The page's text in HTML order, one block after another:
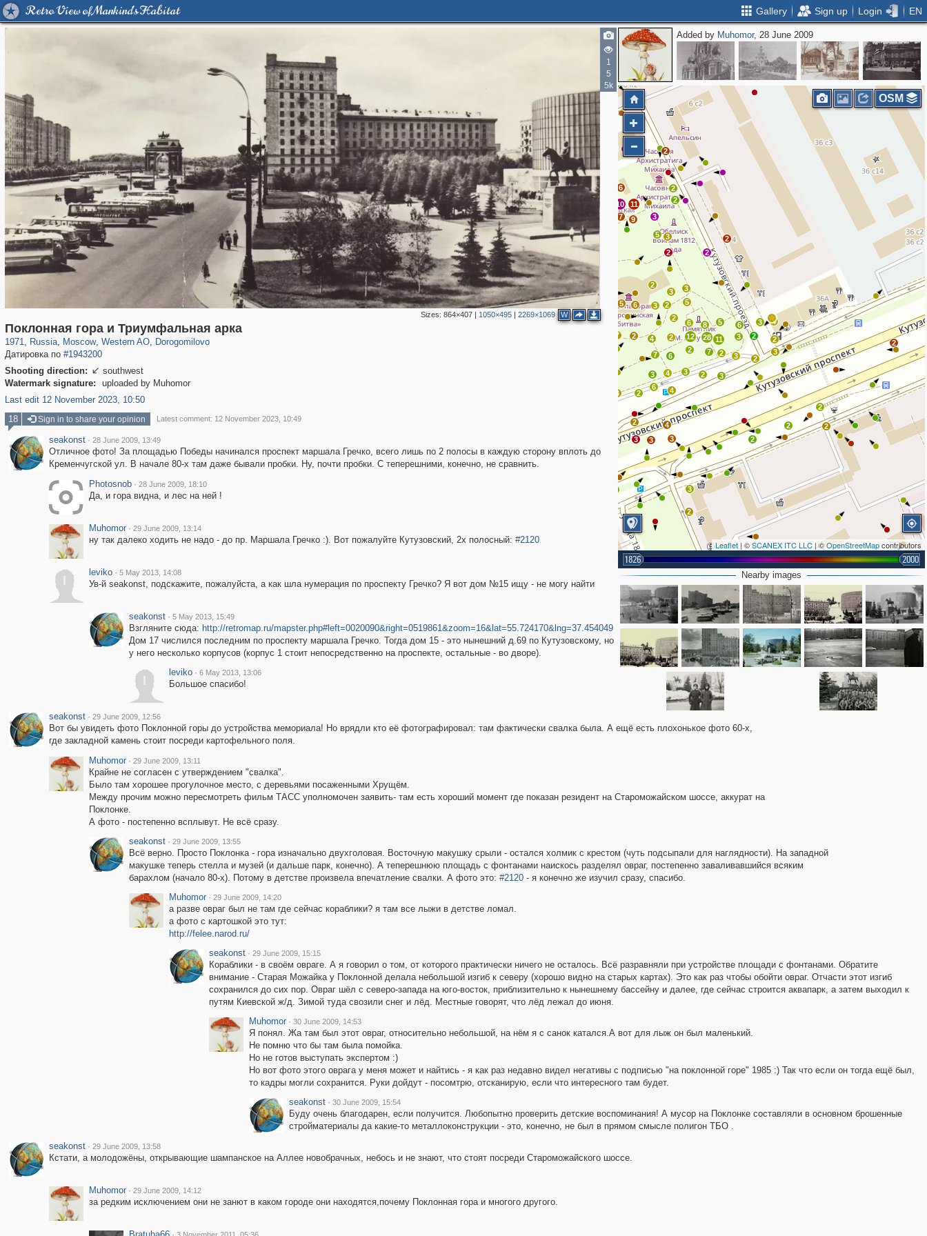
Retro View of Mankind's Habitat Gallery Sign up Login EN
1
5
5k
Sizes: 864×407| 1050×495| 2269×1069 W
Поклонная гора и Триумфальная арка
1971, Russia
1,406,258 29,243
, Moscow
319,780 8,286
, Western AO
27,129 310
, Dorogomilovo
6,082 107
Датировка по #1943200
Shooting direction:  southwest
Watermark signature:
uploaded by Muhomor
Last edit 12 November 2023, 10:50
Added by Muhomor, 28 June 2009
2
2
2
3
2
2
2
3 3 3
4
4
4
6
2
3
7
6
3
2
7
28
12
2
6 5
8
6
3
11
2
3
2
3
2
3
2
2
2
4
3
2
3
2
2
3
2
3
2
6
11
9
7
10
5
2
3
7
2
6
5
2
3
3
2
2 5
2
4
3
2
Leaflet | ©SCANEX ITC LLC | ©OpenStreetMapcontributors
1826 2000
OSM
Nearby images
18 Sign in to share your opinion Latest comment: 12 November 2023, 10:49
seakonst · 28 June 2009, 13:49
Отличное фото! За площадью Победы начинался проспект маршала Гречко, всего лишь по 2 полосы в каждую сторону вплоть до
Кременчугской ул. В начале 80-х там даже бывали пробки. Ну, почти пробки. С теперешними, конечно, не сравнить.
Photosnob · 28 June 2009, 18:10
Да, и гора видна, и лес на ней !
Muhomor · 29 June 2009, 13:14
ну так далеко ходить не надо - до пр. Маршала Гречко :). Вот пожалуйте Кутузовский, 2х полосный: #2120
leviko · 5 May 2013, 14:08
Ув-й seakonst, подскажите, пожалуйста, а как шла нумерация по проспекту Гречко? Я вот дом №15 ищу - не могу найти
seakonst · 5 May 2013, 15:49
Взгляните сюда: http://retromap.ru/mapster.php#left=0020090&right=0519861&zoom=16&lat=55.724170&lng=37.454049
Дом 17 числился последним по проспекту маршала Гречко. Тогда дом 15 - это нынешний д.69 по Кутузовскому, но
у него несколько корпусов (корпус 1 стоит непосредственно на проспекте, остальные - во дворе).
leviko · 6 May 2013, 13:06
Большое спасибо!
seakonst · 29 June 2009, 12:56
Вот бы увидеть фото Поклонной горы до устройства мемориала! Но врядли кто её фотографировал: там фактически свалка была. А ещё есть плохонькое фото 60-х,
где закладной камень стоит посреди картофельного поля.
Muhomor · 29 June 2009, 13:11
Крайне не согласен с утверждением "свалка".
Было там хорошее прогулочное место, с деревьями посаженными Хрущём.
Между прочим можно пересмотреть фильм ТАСС уполномочен заявить- там есть хороший момент где показан резидент на Староможайском шоссе, аккурат на
Поклонке.
А фото - постепенно всплывут. Не всё сразу.
seakonst · 29 June 2009, 13:55
Всё верно. Просто Поклонка - гора изначально двухголовая. Восточную макушку срыли - остался холмик с крестом (чуть подсыпали для наглядности). На западной
макушке теперь стелла и музей (и дальше парк, конечно). А теперешнюю площадь с фонтанами наискось разделял овраг, постепенно заваливавшийся всяким
барахлом (начало 80-х). Потому в детстве произвела впечатление свалки. А фото это: #2120- я конечно же изучил сразу, спасибо.
Muhomor · 29 June 2009, 14:20
а разве овраг был не там где сейчас кораблики? я там все лыжи в детстве ломал.
а фото с картошкой это тут:
http://felee.narod.ru/
seakonst · 29 June 2009, 15:15
Кораблики - в своём овраге. А я говорил о том, от которого практически ничего не осталось. Всё разравняли при устройстве площади с фонтанами. Обратите
внимание - Старая Можайка у Поклонной делала небольшой изгиб к северу (хорошо видно на старых картах). Это как раз чтобы обойти овраг. Отчасти этот изгиб
сохранился до сих пор. Овраг шёл с северо-запада на юго-восток, приблизительно к нынешнему бассейну и далее, где сейчас строится аквапарк, а затем выходил к
путям Киевской ж/д. Зимой туда свозили снег и лёд. Местные говорят, что лёд лежал до июня.
Muhomor · 30 June 2009, 14:53
Я понял. Жа там был этот овраг, относительно небольшой, на нём я с санок катался.А вот для лыж он был маленький.
Не помню что бы там была помойка.
Но не готов выступать экспертом :)
Но вот фото этого оврага у меня может и найтись - я как раз недавно видел негативы с подписью "на поклонной горе" 1985 :) Так что если он тогда ещё был,
то кадры могли сохранится. Руки дойдут - посомтрю, отсканирую, если что интересного там будет.
seakonst · 30 June 2009, 15:54
Буду очень благодарен, если получится. Любопытно проверить детские воспоминания! А мусор на Поклонке составляли в основном брошенные
стройматериалы да какие-то металлоконструкции - это, конечно, не был в прямом смысле полигон ТБО .
seakonst · 29 June 2009, 13:58
Кстати, а молодожёны, открывающие шампанское на Аллее новобрачных, небось и не знают, что стоят посреди Староможайского шоссе.
Muhomor · 29 June 2009, 14:12
за редким исключением они не занют в каком городе они находятся,почему Поклонная гора и многого другого.